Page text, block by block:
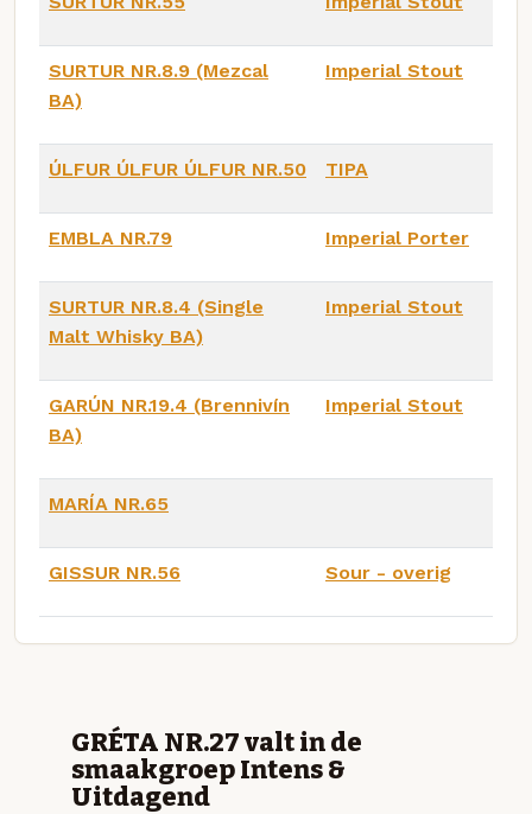
SURTUR NR.8.9 (Mezcal
BA)
Imperial Stout
ÚLFUR ÚLFUR ÚLFUR NR.50 TIPA
EMBLA NR.79 Imperial Porter
SURTUR NR.8.4 (Single
Malt Whisky BA)
Imperial Stout
GARÚN NR.19.4 (Brennivín
BA)
Imperial Stout
MARÍA NR.65
GISSUR NR.56 Sour - overig
GRÉTA NR.27 valt in de
smaakgroep Intens &
Uitdagend